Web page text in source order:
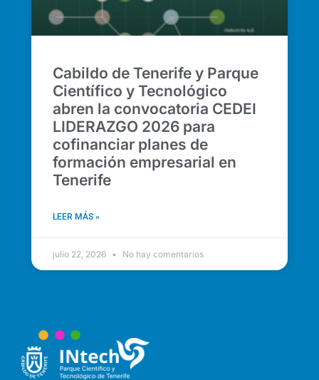
Cabildo de Tenerife y Parque
Científico y Tecnológico
abren la convocatoria CEDEI
LIDERAZGO 2026 para
cofinanciar planes de
formación empresarial en
Tenerife
LEER MÁS »
julio 22, 2026 No hay comentarios